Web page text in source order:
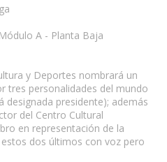
A - Planta Baja
y Deportes nombrará un
tres personalidades del mundo
designada presidente); además
del Centro Cultural
en representación de la
dos últimos con voz pero